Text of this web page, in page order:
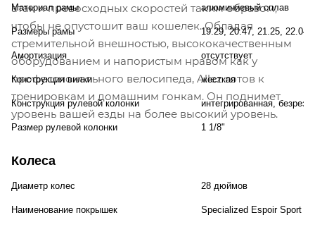
атак и превосходных скоростей таким образом,
чтобы не опустошит ваш кошелек. Обладая
стремительной внешностью, высококачественным
оборудованием и напористым нравом как у
профессионального велосипеда, Allez готов к
тренировкам и домашним гонкам. Он поднимет
уровень вашей езды на более высокий уровень.
Материал рамы алюминиевый сплав
Размеры рамы 19.29, 20.47, 21.25,
Амортизация отсутствует
Конструкция вилки жесткая
Конструкция рулевой колонки интегрированная,
Размер рулевой колонки 1 1/8"
Колеса
Диаметр колес 28 дюймов
Наименование покрышек Specialized Espoir Sport